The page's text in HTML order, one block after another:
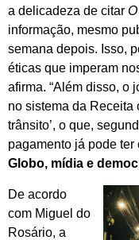
a delicadeza de citar
informação, mesmo
semana depois. Isso,
éticas que imperam
afirma. “Além disso, o
no sistema da Receita
trânsito’, o que,
pagamento já pode ter
Globo, mídia e
De acordo
com Miguel do
Rosário, a